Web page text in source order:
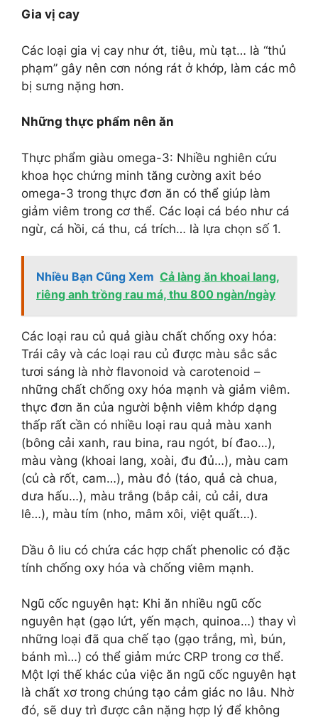
Gia vị cay
Các loại gia vị cay như ớt, tiêu, mù tạt… là “thủ
phạm” gây nên cơn nóng rát ở khớp, làm các mô
bị sưng nặng hơn.
Những thực phẩm nên ăn
Thực phẩm giàu omega-3: Nhiều nghiên cứu
khoa học chứng minh tăng cường axit béo
omega-3 trong thực đơn ăn có thể giúp làm
giảm viêm trong cơ thể. Các loại cá béo như cá
ngừ, cá hồi, cá thu, cá trích… là lựa chọn số 1.
Nhiều Bạn Cũng Xem Cả làng ăn khoai lang,
riêng anh trồng rau má, thu 800 ngàn/ngày
Các loại rau củ quả giàu chất chống oxy hóa:
Trái cây và các loại rau củ được màu sắc sắc
tươi sáng là nhờ flavonoid và carotenoid –
những chất chống oxy hóa mạnh và giảm viêm.
thực đơn ăn của người bệnh viêm khớp dạng
thấp rất cần có nhiều loại rau quả màu xanh
(bông cải xanh, rau bina, rau ngót, bí đao…),
màu vàng (khoai lang, xoài, đu đủ…), màu cam
(củ cà rốt, cam…), màu đỏ (táo, quả cà chua,
dưa hấu…), màu trắng (bắp cải, củ cải, dưa
lê…), màu tím (nho, mâm xôi, việt quất…).
Dầu ô liu có chứa các hợp chất phenolic có đặc
tính chống oxy hóa và chống viêm mạnh.
Ngũ cốc nguyên hạt: Khi ăn nhiều ngũ cốc
nguyên hạt (gạo lứt, yến mạch, quinoa…) thay vì
những loại đã qua chế tạo (gạo trắng, mì, bún,
bánh mì…) có thể giảm mức CRP trong cơ thể.
Một lợi thế khác của việc ăn ngũ cốc nguyên hạt
là chất xơ trong chúng tạo cảm giác no lâu. Nhờ
đó, sẽ duy trì được cân nặng hợp lý để không